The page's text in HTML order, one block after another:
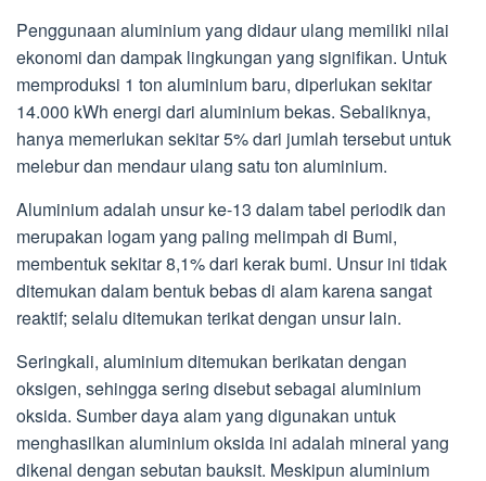
Penggunaan aluminium yang didaur ulang memiliki nilai
ekonomi dan dampak lingkungan yang signifikan. Untuk
memproduksi 1 ton aluminium baru, diperlukan sekitar
14.000 kWh energi dari aluminium bekas. Sebaliknya,
hanya memerlukan sekitar 5% dari jumlah tersebut untuk
melebur dan mendaur ulang satu ton aluminium.
Aluminium adalah unsur ke-13 dalam tabel periodik dan
merupakan logam yang paling melimpah di Bumi,
membentuk sekitar 8,1% dari kerak bumi. Unsur ini tidak
ditemukan dalam bentuk bebas di alam karena sangat
reaktif; selalu ditemukan terikat dengan unsur lain.
Seringkali, aluminium ditemukan berikatan dengan
oksigen, sehingga sering disebut sebagai aluminium
oksida. Sumber daya alam yang digunakan untuk
menghasilkan aluminium oksida ini adalah mineral yang
dikenal dengan sebutan bauksit. Meskipun aluminium